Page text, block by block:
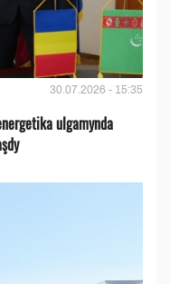
30.07.2026 - 15:35
ulgamynda